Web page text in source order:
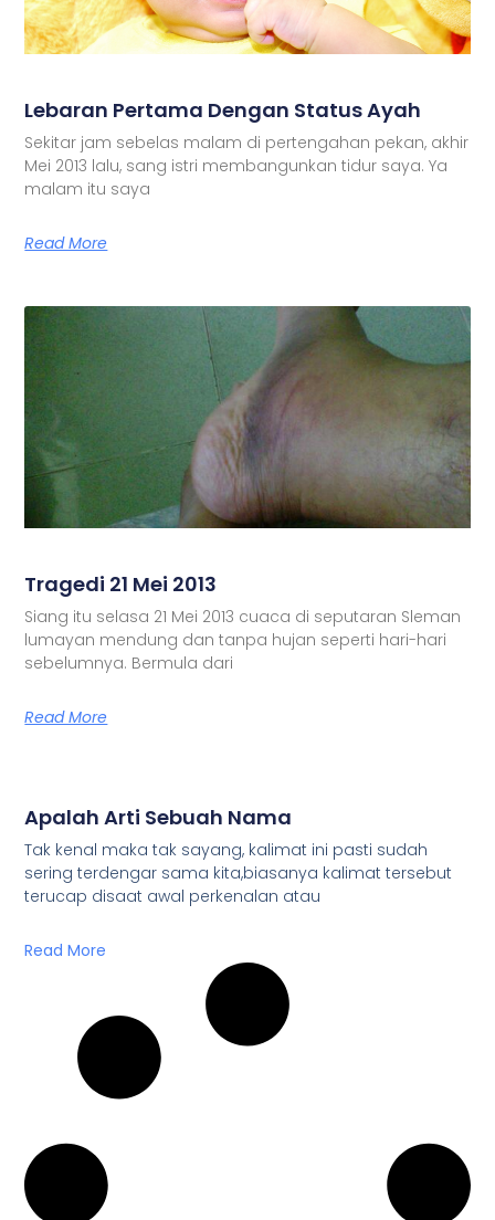
Lebaran Pertama Dengan Status Ayah
Sekitar jam sebelas malam di pertengahan pekan, akhir
Mei 2013 lalu, sang istri membangunkan tidur saya. Ya
malam itu saya
Read More
Tragedi 21 Mei 2013
Siang itu selasa 21 Mei 2013 cuaca di seputaran Sleman
lumayan mendung dan tanpa hujan seperti hari-hari
sebelumnya. Bermula dari
Read More
Apalah Arti Sebuah Nama
Tak kenal maka tak sayang, kalimat ini pasti sudah
sering terdengar sama kita,biasanya kalimat tersebut
terucap disaat awal perkenalan atau
Read More